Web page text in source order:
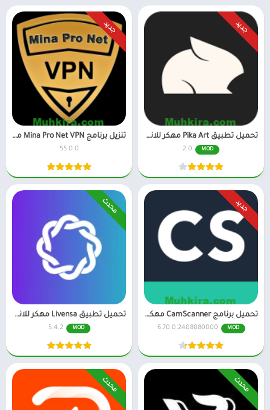
جديد
تحميل تطبيق Pika Art مهكر للاندرويد احدث اصدار
MOD
2.0
جديد
تنزيل برنامج Mina Pro Net VPN مهكر للاندرويد و للايفون
55.0.0
جديد
تحميل برنامج CamScanner مهكر اخر اصدار النسخة المدفوعة
MOD
6.70.0.2408080000
محدث
تحميل تطبيق Livensa مهكر للاندرويد احدث اصدار
MOD
5.4.2
محدث محدث